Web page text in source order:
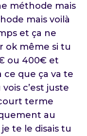
méthode mais
mais voilà
et ça ne
ok même si tu
ou 400€ et
que ça va te
c’est juste
terme
au
te le disais tu